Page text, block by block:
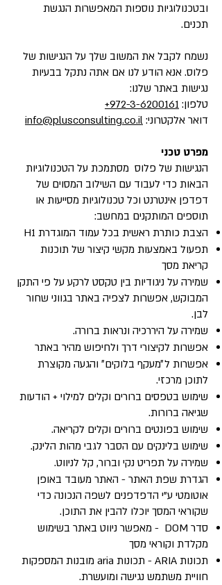
ובטכנולוגיות נוספות המאפשרות הנגשת
תכנים.
נשמח לקבל את המשוב שלך על הנגישות של
פלוס. אנא הודע לנו אם אתה נתקל בבעיות
נגישות באתר שלנו:
טלפון: 972-3-6200161+
דואר אלקטרוני: info@plusconsulting.co.il
מפרט טכני
הנגישות של פלוס מסתמכת על הטכנולוגיות
הבאות כדי לעבוד עם השילוב המסוים של
דפדפן אינטרנט וכל טכנולוגיות מסייעות או
תוספים המותקנים במחשב:
הצבת כותרת ראשית בכל עמוד המוגדרת H1
תפעול באמצעות מקשי קיצור של תוכנות
קריאת מסך
שמירה על ניגודיות בין טקסט לרקע על פי התקן
המבוקש, אפשרות לצפיה באתר בגווני שחור
לבן.​
שמירה על היררכיה ונראות ברורה.
אפשרות לקיצורי דרך ולחיפוש מהיר באתר
אפשרות ל״מעקף בלוקים״ והגעה מקוצרת
לתוכן מרכזי.
שימוש בטפסים ברורים וקלים למילוי + הודעות
שגיאה ברורות.
שימוש בפונטים ברורים וקלים לקריאה.
שימוש בלינקים עם הסבר לגבי מהות הלינק.
שמירה על תפריט נקי וברור, קל לניווט.
הגדרת שפת האתר - האתר מעובד באופן
אוטומטי ע"י הדפדפנים לשפה הנכונה כדי
שקוראי המסך יוכלו להבין את התוכן.
סדר DOM - מאפשר ניווט באתר בשימוש
מקלדת וקוראי מסך
תכונות ARIA - תכונות aria מובנות המספקות
חוויית משתמש נגישה ומועשרת.